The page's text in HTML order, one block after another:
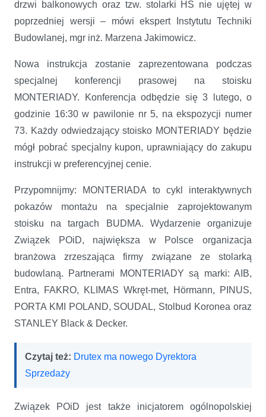
drzwi balkonowych oraz tzw. stolarki HS nie ujętej w
poprzedniej wersji – mówi ekspert Instytutu Techniki
Budowlanej, mgr inż. Marzena Jakimowicz.
Nowa instrukcja zostanie zaprezentowana podczas
specjalnej konferencji prasowej na stoisku
MONTERIADY. Konferencja odbędzie się 3 lutego, o
godzinie 16:30 w pawilonie nr 5, na ekspozycji numer
73. Każdy odwiedzający stoisko MONTERIADY będzie
mógł pobrać specjalny kupon, uprawniający do zakupu
instrukcji w preferencyjnej cenie.
Przypomnijmy: MONTERIADA to cykl interaktywnych
pokazów montażu na specjalnie zaprojektowanym
stoisku na targach BUDMA. Wydarzenie organizuje
Związek POiD, największa w Polsce organizacja
branżowa zrzeszająca firmy związane ze stolarką
budowlaną. Partnerami MONTERIADY są marki: AIB,
Entra, FAKRO, KLIMAS Wkręt-met, Hörmann, PINUS,
PORTA KMI POLAND, SOUDAL, Stolbud Koronea oraz
STANLEY Black & Decker.
Czytaj też: Drutex ma nowego Dyrektora
Sprzedaży
Związek POiD jest także inicjatorem ogólnopolskiej